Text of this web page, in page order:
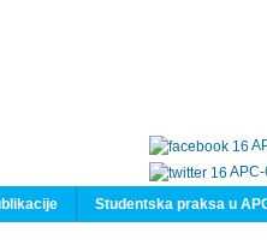
APC-
Studentska praksa u